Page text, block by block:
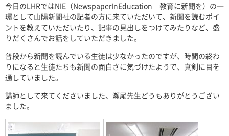
今日のLHRではNIE（NewspaperInEducation 教育に新聞を）の一
環として山陽新聞社の記者の方に来ていただいて、新聞を読むポイ
ントを教えていただいたり、記事の見出しをつけてみたりなど、盛
りだくさんでお話をしていただきました。
普段から新聞を読んでいる生徒は少なかったのですが、時間の終わ
りになると生徒たちも新聞の面白さに気づけたようで、真剣に目を
通していました。
講師として来てくださいました、瀬尾先生どうもありがとうござい
ました。